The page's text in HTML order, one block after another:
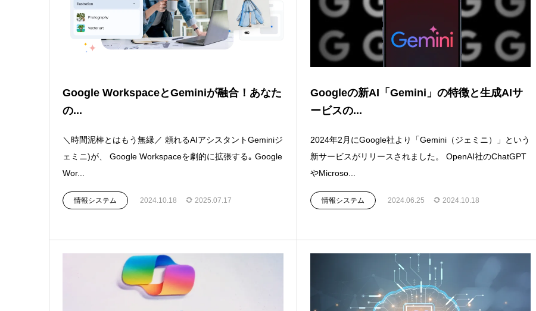
Google WorkspaceとGeminiが融合！あなた
の...
＼時間泥棒とはもう無縁／ 頼れるAIアシスタントGeminiジ
ェミニ)が、 Google Workspaceを劇的に拡張する｡ Google
Wor...
情報システム 2024.10.18 2025.07.17
Googleの新AI「Gemini」の特徴と生成AIサ
ービスの...
2024年2月にGoogle社より「Gemini（ジェミニ）」という
新サービスがリリースされました。 OpenAI社のChatGPT
やMicroso...
情報システム 2024.06.25 2024.10.18